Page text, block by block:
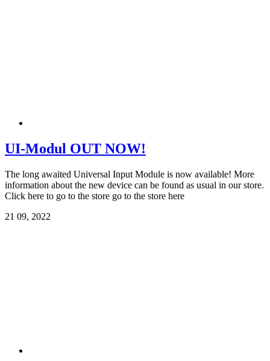
UI-Modul OUT NOW!
The long awaited Universal Input Module is now available! More
information about the new device can be found as usual in our store.
Click here to go to the store go to the store here
21 09, 2022